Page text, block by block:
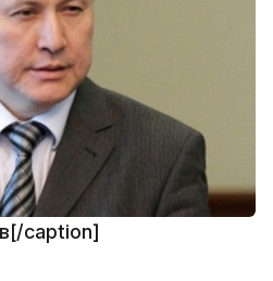
caption]